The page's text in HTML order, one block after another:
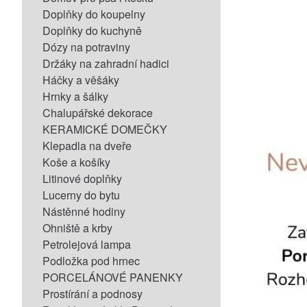
Doplňky do koupelny
Doplňky do kuchyně
Dózy na potraviny
Držáky na zahradní hadici
Háčky a věšáky
Hrnky a šálky
Chalupářské dekorace
KERAMICKÉ DOMEČKY
Klepadla na dveře
Koše a košíky
Litinové doplňky
Lucerny do bytu
Nástěnné hodiny
Ohniště a krby
Petrolejová lampa
Podložka pod hrnec
PORCELÁNOVÉ PANENKY
Prostírání a podnosy